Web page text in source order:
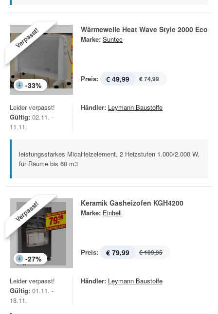
Verpasst!
-33%
Wärmewelle Heat Wave Style 2000 Eco
Marke: Suntec
Preis: € 49,99 € 74,99
Leider verpasst!
Gültig: 02.11. -
11.11.
Händler: Leymann Baustoffe
leistungsstarkes MicaHeizelement, 2 Heizstufen 1.000/2.000 W,
für Räume bis 60 m3
Verpasst!
-27%
Keramik Gasheizofen KGH4200
Marke: Einhell
Preis: € 79,99 € 109,95
Leider verpasst!
Gültig: 01.11. -
18.11.
Händler: Leymann Baustoffe